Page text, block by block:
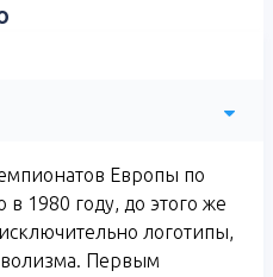
Европы по
в 1980 году, до этого же
логотипы,
Первым